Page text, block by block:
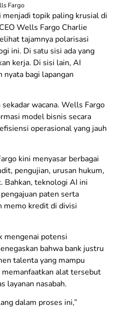
Fargo
menjadi topik paling krusial di
Wells Fargo Charlie
tajamnya polarisasi
ini. Di satu sisi ada yang
kerja. Di sisi lain, AI
nyata bagi lapangan
wacana. Wells Fargo
model bisnis secara
operasional yang jauh
kini menyasar berbagai
pengujian, urusan hukum,
Bahkan, teknologi AI ini
paten serta
memo kredit di divisi
mengenai potensi
bahwa bank justru
talenta yang mampu
alat tersebut
layanan nasabah.
dalam proses ini,”